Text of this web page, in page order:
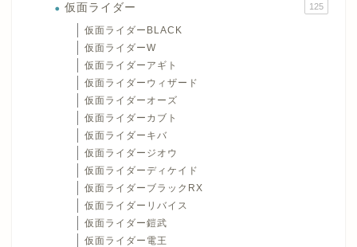
仮面ライダー 125
仮面ライダーBLACK
仮面ライダーW
仮面ライダーアギト
仮面ライダーウィザード
仮面ライダーオーズ
仮面ライダーカブト
仮面ライダーキバ
仮面ライダージオウ
仮面ライダーディケイド
仮面ライダーブラックRX
仮面ライダーリバイス
仮面ライダー鎧武
仮面ライダー電王